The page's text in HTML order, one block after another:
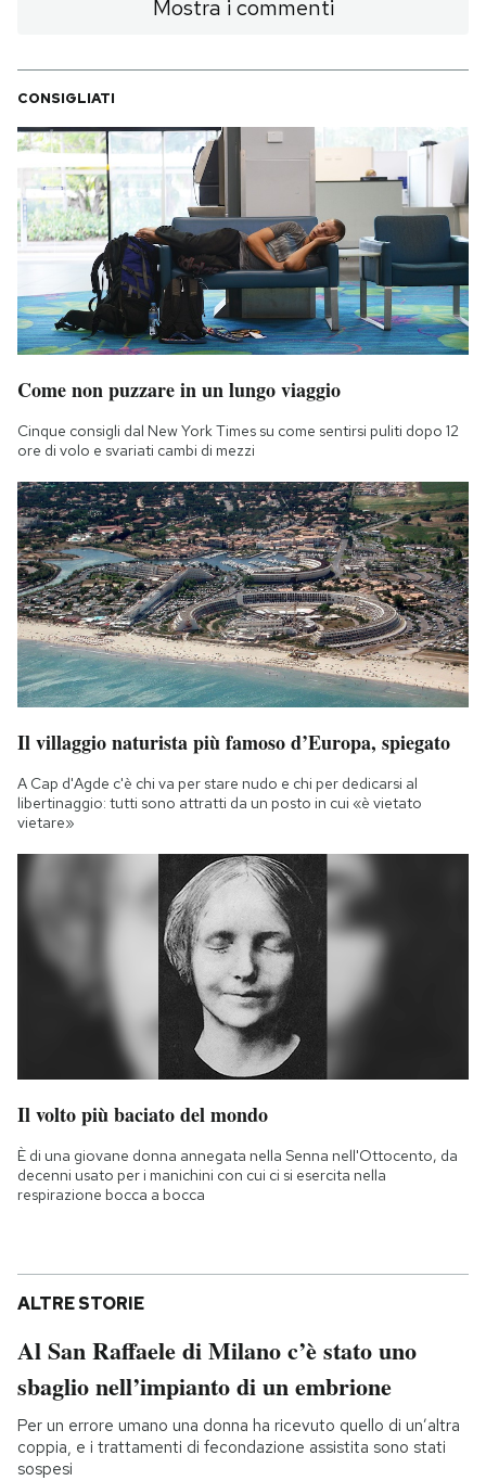
Mostra i commenti
CONSIGLIATI
Come non puzzare in un lungo viaggio
Cinque consigli dal New York Times su come sentirsi puliti dopo 12
ore di volo e svariati cambi di mezzi
Il villaggio naturista più famoso d’Europa, spiegato
A Cap d'Agde c'è chi va per stare nudo e chi per dedicarsi al
libertinaggio: tutti sono attratti da un posto in cui «è vietato
vietare»
Il volto più baciato del mondo
È di una giovane donna annegata nella Senna nell'Ottocento, da
decenni usato per i manichini con cui ci si esercita nella
respirazione bocca a bocca
ALTRE STORIE
Al San Raffaele di Milano c’è stato uno
sbaglio nell’impianto di un embrione
Per un errore umano una donna ha ricevuto quello di un’altra
coppia, e i trattamenti di fecondazione assistita sono stati
sospesi